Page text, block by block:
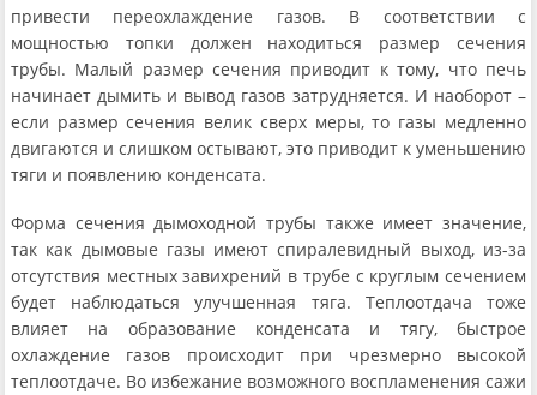
привести переохлаждение газов. В соответствии с
мощностью топки должен находиться размер сечения
трубы. Малый размер сечения приводит к тому, что печь
начинает дымить и вывод газов затрудняется. И наоборот –
если размер сечения велик сверх меры, то газы медленно
двигаются и слишком остывают, это приводит к уменьшению
тяги и появлению конденсата.
Форма сечения дымоходной трубы также имеет значение,
так как дымовые газы имеют спиралевидный выход, из-за
отсутствия местных завихрений в трубе с круглым сечением
будет наблюдаться улучшенная тяга. Теплоотдача тоже
влияет на образование конденсата и тягу, быстрое
охлаждение газов происходит при чрезмерно высокой
теплоотдаче. Во избежание возможного воспламенения сажи